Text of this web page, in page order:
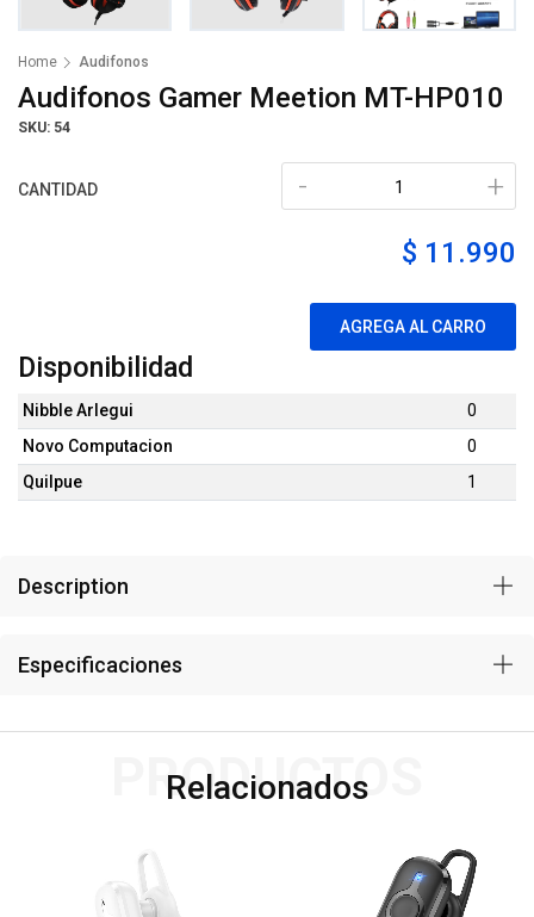
Home Audifonos
Audifonos Gamer Meetion MT-HP010
SKU: 54
CANTIDAD +
-
$ 11.990
AGREGA AL CARRO
Disponibilidad
Nibble Arlegui
0
Novo Computacion
0
Quilpue
1
Description
Especificaciones
Relacionados
PRODUCTOS